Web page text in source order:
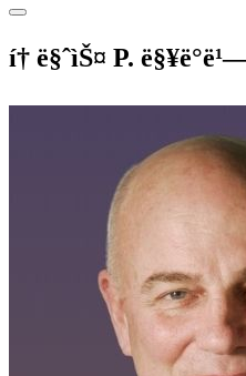
í† ë§ˆìŠ¤ P.